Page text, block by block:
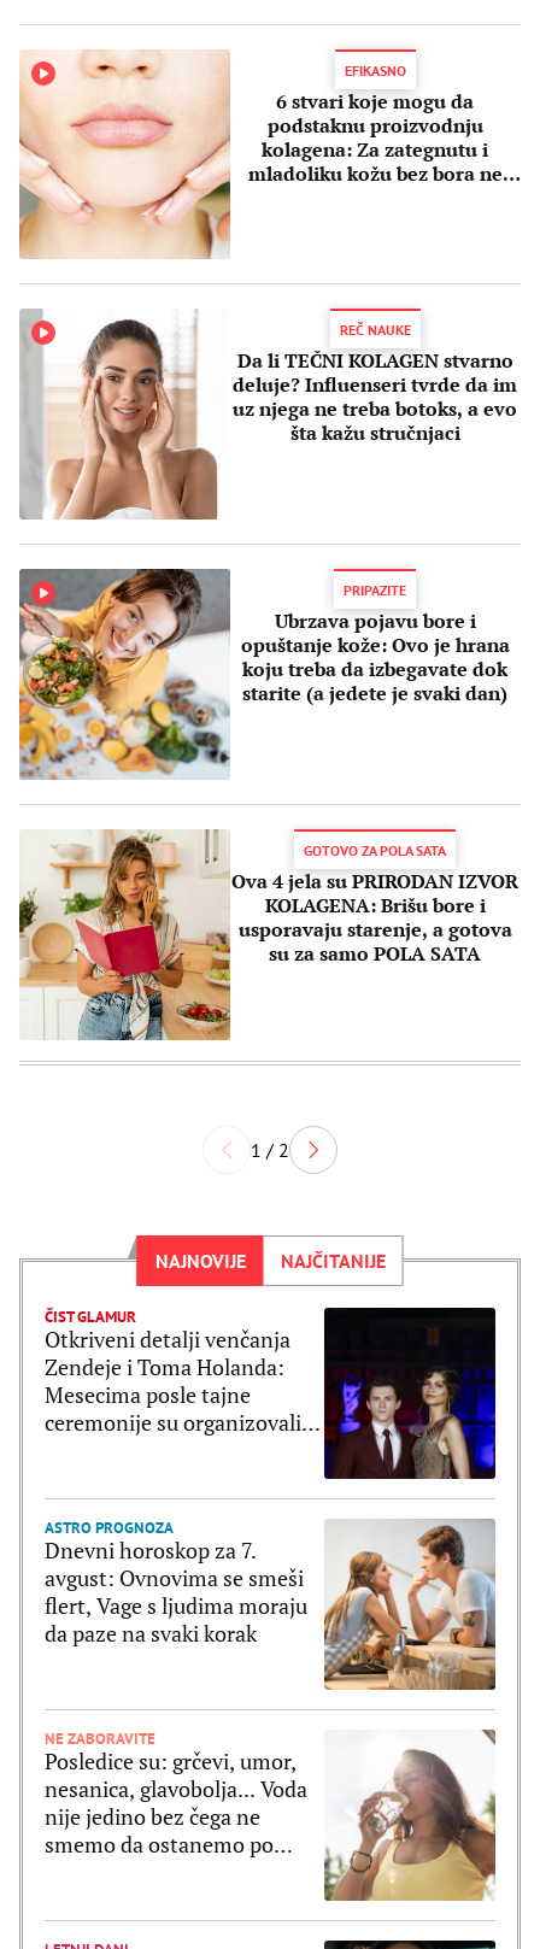
EFIKASNO
6 stvari koje mogu da
podstaknu proizvodnju
kolagena: Za zategnutu i
mladoliku kožu bez bora ne
REČ NAUKE
Da li TEČNI KOLAGEN stvarno
deluje? Influenseri tvrde da im
uz njega ne treba botoks, a evo
šta kažu stručnjaci
PRIPAZITE
Ubrzava pojavu bore i
opuštanje kože: Ovo je hrana
koju treba da izbegavate dok
starite (a jedete je svaki dan)
GOTOVO ZA POLA SATA
Ova 4 jela su PRIRODAN IZVOR
KOLAGENA: Brišu bore i
usporavaju starenje, a gotova
su za samo POLA SATA
1 / 2
NAJNOVIJE NAJČITANIJE
ČIST GLAMUR
Otkriveni detalji venčanja
Zendeje i Toma Holanda:
Mesecima posle tajne
ceremonije su organizovali
ASTRO PROGNOZA
Dnevni horoskop za 7.
avgust: Ovnovima se smeši
flert, Vage s ljudima moraju
da paze na svaki korak
NE ZABORAVITE
Posledice su: grčevi, umor,
nesanica, glavobolja... Voda
nije jedino bez čega ne
smemo da ostanemo po